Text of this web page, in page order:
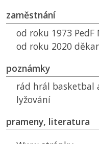
zaměstnání
od roku 1973 PedF
od roku 2020
poznámky
rád hrál basketbal
lyžování
prameny, literatura